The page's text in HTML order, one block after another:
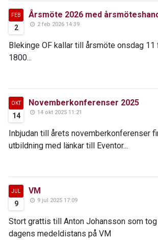
FEB
2
Årsmöte 2026 med
2 feb 2026 14:39
Blekinge OF kallar till årsmöte onsdag
1800...
OKT
14
Novemberkonferenser 2025
14 okt 2025 11:21
Inbjudan till årets novemberkonferenser
utbildning med länkar till Eventor...
JUL
9
VM
9 jul 2025 17:09
Stort grattis till Anton Johansson som
dagens medeldistans på VM